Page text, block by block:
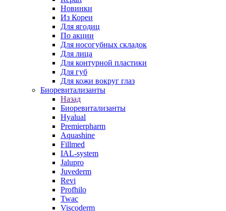
Новинки
Из Кореи
Для ягодиц
По акции
Для носогубных складок
Для лица
Для контурной пластики
Для губ
Для кожи вокруг глаз
Биоревитализанты
Назад
Биоревитализанты
Hyalual
Premierpharm
Aquashine
Fillmed
IAL-system
Jalupro
Juvederm
Revi
Profhilo
Twac
Viscoderm